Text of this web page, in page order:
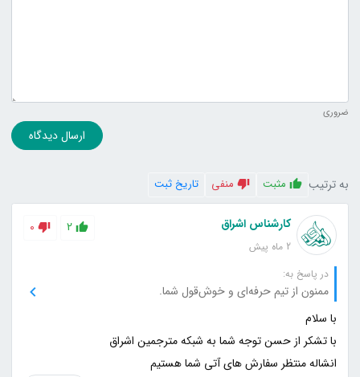
ضروری
ارسال دیدگاه
به ترتیب مثبت منفی تاریخ ثبت
کارشناس اشراق
2 ماه پیش
2
0
در پاسخ به:
ممنون از تیم حرفه‌ای و خوش‌قول شما.
انشاله منتظر سفارش های آتی شما هستیم